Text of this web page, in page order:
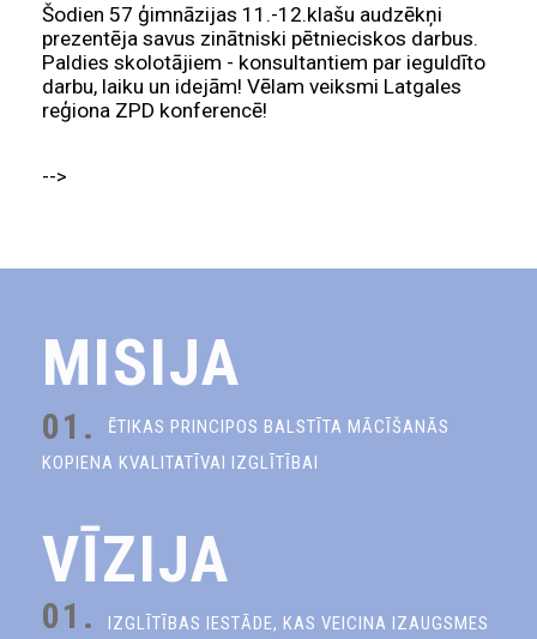
Šodien 57 ģimnāzijas 11.-12.klašu audzēkņi
prezentēja savus zinātniski pētnieciskos darbus.
Paldies skolotājiem - konsultantiem par ieguldīto
darbu, laiku un idejām! Vēlam veiksmi Latgales
reģiona ZPD konferencē!
-->
MISIJA
01.
ĒTIKAS PRINCIPOS BALSTĪTA MĀCĪŠANĀS
KOPIENA KVALITATĪVAI IZGLĪTĪBAI
VĪZIJA
01.
IZGLĪTĪBAS IESTĀDE, KAS VEICINA IZAUGSMES